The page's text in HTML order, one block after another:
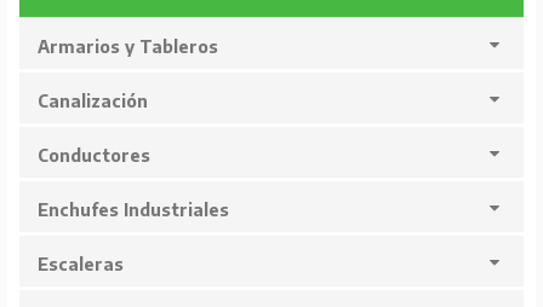
Armarios y Tableros
Canalización
Conductores
Enchufes Industriales
Escaleras